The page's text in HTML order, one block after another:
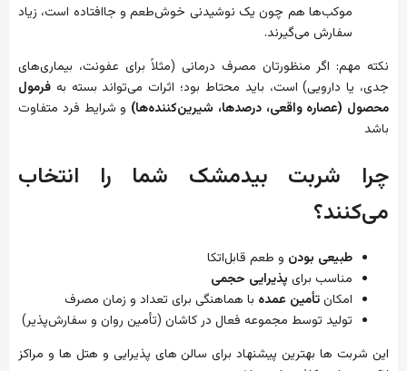
موکب‌ها هم چون یک نوشیدنی خوش‌طعم و جاافتاده است، زیاد
سفارش می‌گیرند.
نکته مهم: اگر منظورتان مصرف درمانی (مثلاً برای عفونت، بیماری‌های
جدی، یا دارویی) است، باید محتاط بود؛ اثرات می‌تواند بسته به فرمول
محصول (عصاره واقعی، درصدها، شیرین‌کننده‌ها) و شرایط فرد متفاوت
باشد
چرا شربت بیدمشک شما را انتخاب
می‌کنند؟
طبیعی بودن و طعم قابل‌اتکا
مناسب برای پذیرایی حجمی
امکانتأمین عمده با هماهنگی برای تعداد و زمان مصرف
تولید توسط مجموعه فعال در کاشان (تأمین روان و سفارش‌پذیر)
این شربت ها بهترین پیشنهاد برای سالن های پذیرایی و هتل ها و مراکز